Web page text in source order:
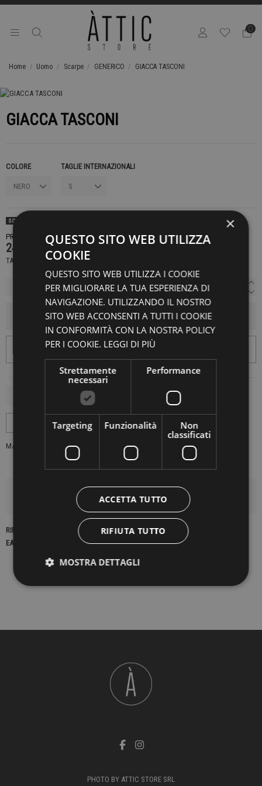
0
Home Uomo Scarpe GENERICO GIACCA TASCONI
GIACCA TASCONI
COLORE TAGLIE INTERNAZIONALI
SOLD OUT
PRODOTTO NON DISPONIBILE CONTATTACI PER SAPERE DI PIÙ
249,00 €
TASSE INCLUSE
AGGIUNGI AL CARRELLO
MARCA:
DETTAGLI DEL PRODOTTO
RIFERIMENTO
EAN13
PHOTO BY ATTIC STORE SRL
×
QUESTO SITO WEB UTILIZZA
COOKIE
QUESTO SITO WEB UTILIZZA I COOKIE
PER MIGLIORARE LA TUA ESPERIENZA DI
NAVIGAZIONE. UTILIZZANDO IL NOSTRO
SITO WEB ACCONSENTI A TUTTI I COOKIE
IN CONFORMITÀ CON LA NOSTRA POLICY
PER I COOKIE. LEGGI DI PIÙ
Strettamente
necessari
Performance
Targeting Funzionalità
Non
classificati
ACCETTA TUTTO
RIFIUTA TUTTO
MOSTRA DETTAGLI